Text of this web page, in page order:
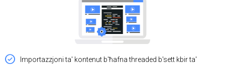
Importazzjoni ta' kontenut b'ħafna threaded b'sett kbir ta'